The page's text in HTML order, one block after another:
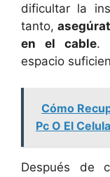
dificultar la
tanto,
en el cable.
espacio
Cómo
Pc O El
Después de